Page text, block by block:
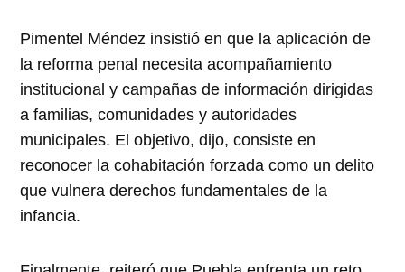
Pimentel Méndez insistió en que la aplicación de
la reforma penal necesita acompañamiento
institucional y campañas de información dirigidas
a familias, comunidades y autoridades
municipales. El objetivo, dijo, consiste en
reconocer la cohabitación forzada como un delito
que vulnera derechos fundamentales de la
infancia.